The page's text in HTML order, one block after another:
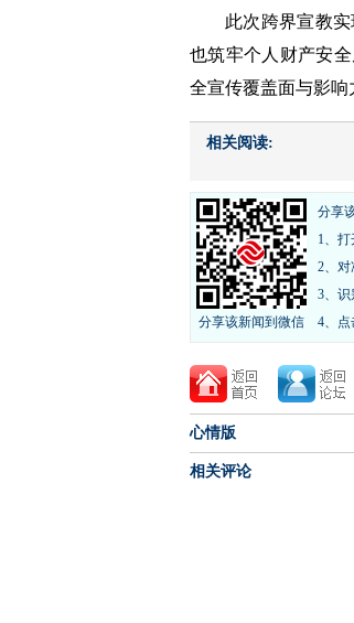
此次跨界宣教
也筑牢个人财产安
全宣传覆盖面与影响
相关阅读:
分享该新闻到微信
分享
1、
2、
3、识
4、点
心情版
相关评论